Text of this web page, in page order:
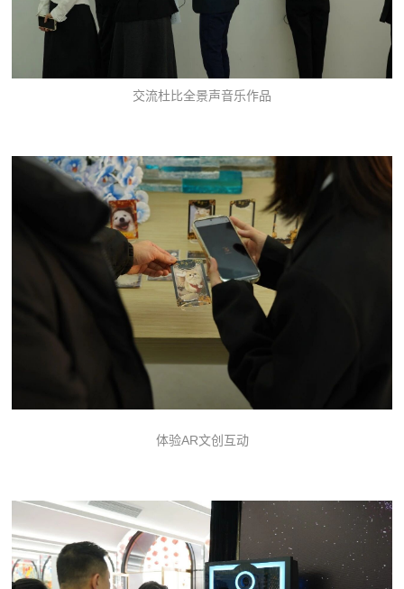
交流杜比全景声音乐作品
体验AR文创互动